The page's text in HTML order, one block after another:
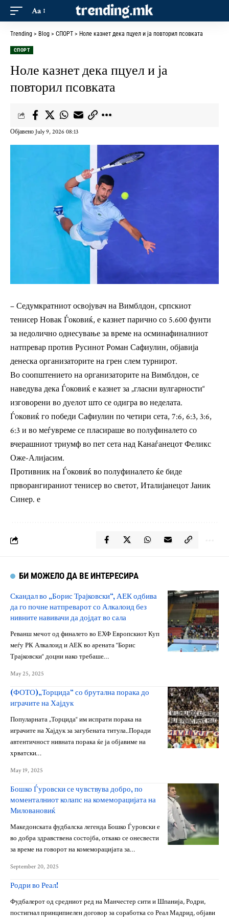
Aa
Trending > Blog > СПОРТ > Ноле казнет дека пцуел и ја повторил псовката
СПОРТ
Ноле казнет дека пцуел и ја
повторил псовката
Објавено July 9, 2026 08:13
– Седумкратниот освојувач на Вимблдон, српскиот
тенисер Новак Ѓоковиќ, е казнет парично со 5.600 фунти
за недолично однесување за време на осминафиналниот
натпревар против Русинот Роман Сафиулин, објавија
денеска организаторите на грен слем турнирот.
Во соопштението на организаторите на Вимблдон, се
наведува дека Ѓоковиќ е казнет за „гласни вулгарности“
изговорени во дуелот што се одигра во неделата.
Ѓоковиќ го победи Сафиулин по четири сета, 7:6, 6:3, 3:6,
6:3 и во меѓувреме се пласираше во полуфиналето со
вчерашниот триумф во пет сета над Канаѓанецот Феликс
Оже-Алијасим.
Противник на Ѓоковиќ во полуфиналето ќе биде
прворангираниот тенисер во светот, Италијанецот Јаник
Синер. е
БИ МОЖЕЛО ДА ВЕ ИНТЕРЕСИРА
Скандал во „Борис Трајковски“, АЕК одбива
да го почне натпреварот со Алкалоид без
нивните навивачи да дојдат во сала
Реванш мечот од финалето во ЕХФ Европскиот Куп
меѓу РК Алкалоид и АЕК во арената “Борис
Трајковски“ доцни иако требаше…
May 25, 2025
(ФОТО)„Торцида“ со брутална порака до
играчите на Хајдук
Популарната „Торцида“ им испрати порака на
играчите на Хајдук за загубената титула..Поради
автентичност нивната порака ќе ја објавиме на
хрватски…
May 19, 2025
Бошко Ѓуровски се чувствува добро, по
моменталниот колапс на комеморацијата на
Миловановиќ
Македонската фудбалска легенда Бошко Ѓуровски е
во добра здравствена состојба, откако се онесвести
за време на говорот на комеморацијата за…
September 20, 2025
Родри во Реал!
Фудбалерот од средниот ред на Манчестер сити и Шпанија, Родри,
постигнал принципиелен договор за соработка со Реал Мадрид, објави